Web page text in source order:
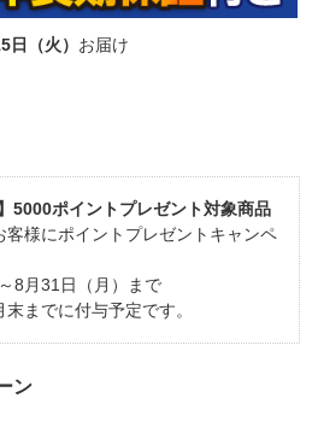
日（火） お届け
5000ポイントプレゼント対象商品
様にポイントプレゼントキャンペ
8月31日（月）まで
までに付与予定です。
ン